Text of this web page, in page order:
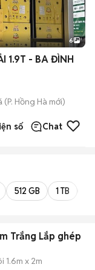
+2
6
1.9T - BA ĐÌNH
(P. Hồng Hà mới)
số Chat
512 GB 1 TB
Trắng Lắp ghép
1.6m x 2m